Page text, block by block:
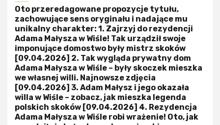
Oto przeredagowane propozycje tytułu,
zachowujące sens oryginału i nadające mu
unikalny charakter: 1. Zajrzyj do rezydencji
Adama Małysza w Wiśle! Tak urządził swoje
imponujące domostwo były mistrz skoków
[09.04.2026] 2. Tak wygląda prywatny dom
Adama Małysza w Wiśle – były skoczek mieszka
we własnej willi. Najnowsze zdjęcia
[09.04.2026] 3. Adam Małysz i jego okazała
willa w Wiśle – zobacz, jak mieszka legenda
polskich skoków [09.04.2026] 4. Rezydencja
Adama Małysza w Wiśle robi wrażenie! Oto, jak